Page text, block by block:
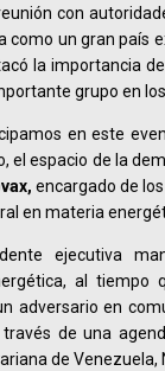
con
como un gran país
la importancia
grupo en
en este
el espacio de la
encargado de
en materia
ejecutiva
al tiempo
adversario en
de una
de Venezuela,